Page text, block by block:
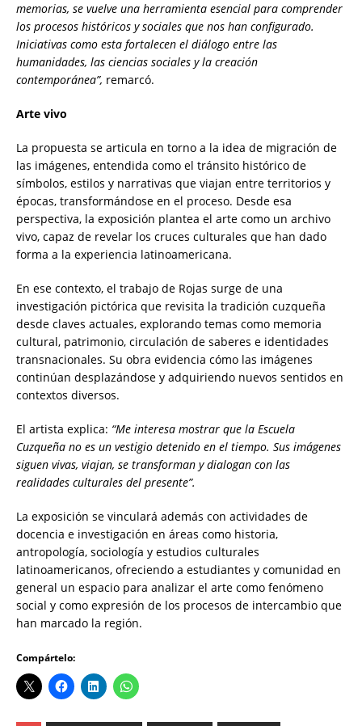
memorias, se vuelve una herramienta esencial para comprender
los procesos históricos y sociales que nos han configurado.
Iniciativas como esta fortalecen el diálogo entre las
humanidades, las ciencias sociales y la creación
contemporánea”, remarcó.
Arte vivo
La propuesta se articula en torno a la idea de migración de
las imágenes, entendida como el tránsito histórico de
símbolos, estilos y narrativas que viajan entre territorios y
épocas, transformándose en el proceso. Desde esa
perspectiva, la exposición plantea el arte como un archivo
vivo, capaz de revelar los cruces culturales que han dado
forma a la experiencia latinoamericana.
En ese contexto, el trabajo de Rojas surge de una
investigación pictórica que revisita la tradición cuzqueña
desde claves actuales, explorando temas como memoria
cultural, patrimonio, circulación de saberes e identidades
transnacionales. Su obra evidencia cómo las imágenes
continúan desplazándose y adquiriendo nuevos sentidos en
contextos diversos.
El artista explica: “Me interesa mostrar que la Escuela
Cuzqueña no es un vestigio detenido en el tiempo. Sus imágenes
siguen vivas, viajan, se transforman y dialogan con las
realidades culturales del presente”.
La exposición se vinculará además con actividades de
docencia e investigación en áreas como historia,
antropología, sociología y estudios culturales
latinoamericanos, ofreciendo a estudiantes y comunidad en
general un espacio para analizar el arte como fenómeno
social y como expresión de los procesos de intercambio que
han marcado la región.
Compártelo: